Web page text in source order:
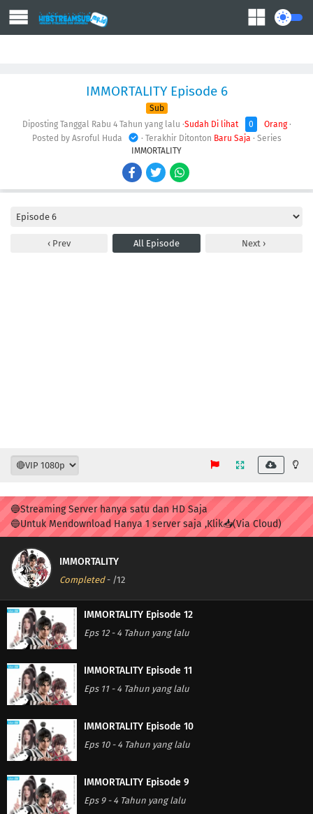
IMMORTALITY Episode 6
Sub
Diposting Tanggal Rabu 4 Tahun yang lalu ·Sudah Di lihat 0 Orang·
Posted by Asroful Huda
· Terakhir Ditonton Baru Saja · Series
IMMORTALITY
Prev All Episode Next
🔵Streaming Server hanya satu dan HD Saja
🔵Untuk Mendownload Hanya 1 server saja ,Klik📥(Via Cloud)
IMMORTALITY
Completed- /12
IMMORTALITY Episode 12
Eps 12- 4 Tahun yang lalu
IMMORTALITY Episode 11
Eps 11- 4 Tahun yang lalu
IMMORTALITY Episode 10
Eps 10- 4 Tahun yang lalu
IMMORTALITY Episode 9
Eps 9- 4 Tahun yang lalu